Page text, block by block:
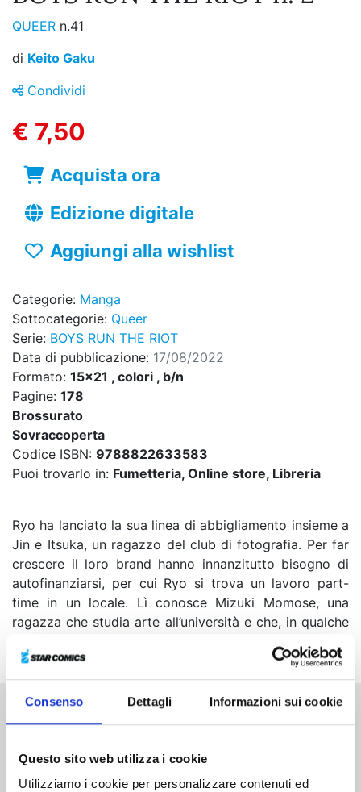
Consenso Dettagli Informazioni sui cookie
Questo sito web utilizza i cookie
Utilizziamo i cookie per personalizzare contenuti ed
QUEER n.41
di Keito Gaku
Condividi
€ 7,50
Acquista ora
Edizione digitale
Aggiungi alla wishlist
Categorie: Manga
Sottocategorie: Queer
Serie: BOYS RUN THE RIOT
Data di pubblicazione: 17/08/2022
Formato: 15x21 , colori , b/n
Pagine: 178
Brossurato
Sovraccoperta
Codice ISBN: 9788822633583
Puoi trovarlo in: Fumetteria, Online store, Libreria
Ryo ha lanciato la sua linea di abbigliamento insieme a
Jin e Itsuka, un ragazzo del club di fotografia. Per far
crescere il loro brand hanno innanzitutto bisogno di
autofinanziarsi, per cui Ryo si trova un lavoro part-
time in un locale. Lì conosce Mizuki Momose, una
ragazza che studia arte all’università e che, in qualche